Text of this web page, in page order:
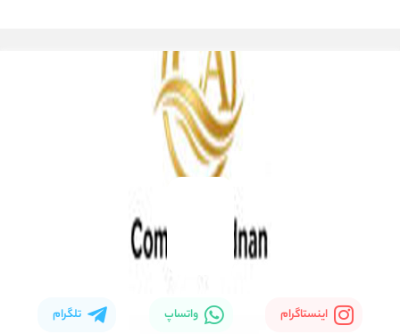
اینستاگرام واتساپ تلگرام